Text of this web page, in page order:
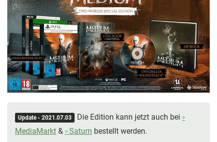
Update - 2021.07.03
Die Edition kann jetzt auch bei
MediaMarkt & Saturn bestellt werden.